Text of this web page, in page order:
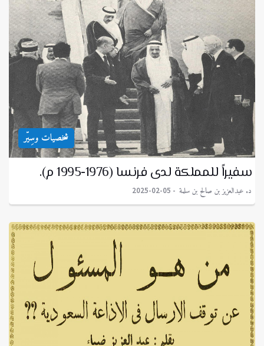
شخصيات وسِيّر
سفيراً للمملكة لدى فرنسا (1976-1995 م).
د. عبدالعزيز بن صالح بن سلمة 2025-02-05